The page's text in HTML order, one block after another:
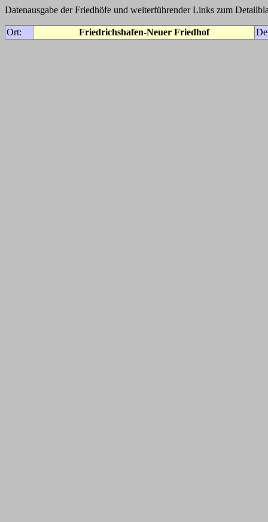
Datenausgabe der Friedhöfe und weiterführender Links zum
Ort: Friedrichshafen-Neuer Friedhof